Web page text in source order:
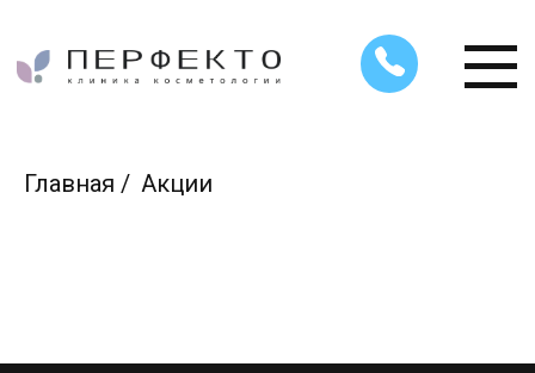
Главная / Акции
СПЕЦИАЛИСТА